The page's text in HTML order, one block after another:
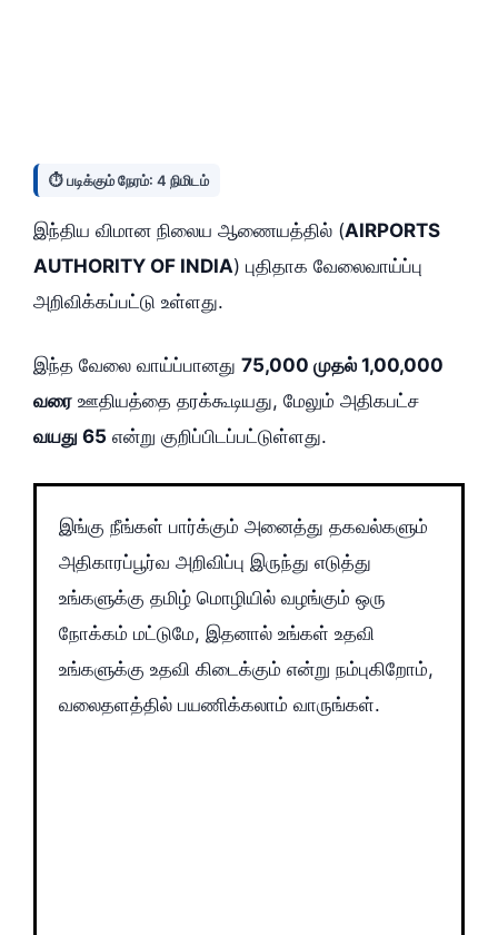
⏱️ படிக்கும் நேரம்: 4 நிமிடம்
இந்திய விமான நிலைய ஆணையத்தில் (AIRPORTS
AUTHORITY OF INDIA) புதிதாக வேலைவாய்ப்பு
அறிவிக்கப்பட்டு உள்ளது.
இந்த வேலை வாய்ப்பானது 75,000 முதல் 1,00,000
வரை ஊதியத்தை தரக்கூடியது, மேலும் அதிகபட்ச
வயது 65 என்று குறிப்பிடப்பட்டுள்ளது.
இங்கு நீங்கள் பார்க்கும் அனைத்து தகவல்களும்
அதிகாரப்பூர்வ அறிவிப்பு இருந்து எடுத்து
உங்களுக்கு தமிழ் மொழியில் வழங்கும் ஒரு
நோக்கம் மட்டுமே, இதனால் உங்கள் உதவி
உங்களுக்கு உதவி கிடைக்கும் என்று நம்புகிறோம்,
வலைதளத்தில் பயணிக்கலாம் வாருங்கள்.